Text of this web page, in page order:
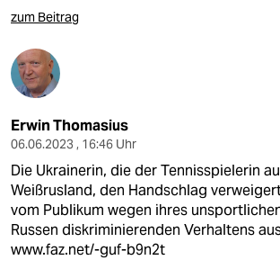
zum Beitrag
Erwin Thomasius
06.06.2023 , 16:46 Uhr
Die Ukrainerin, die der Tennisspielerin
Weißrusland, den Handschlag
vom Publikum wegen ihres
Russen diskriminierenden Verhaltens
www.faz.net/-guf-b9n2t